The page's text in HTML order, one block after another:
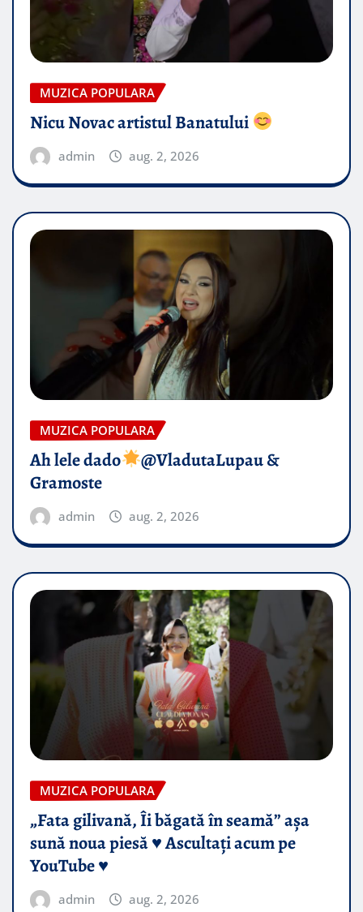
MUZICA POPULARA
Nicu Novac artistul Banatului
admin aug. 2, 2026
MUZICA POPULARA
Ah lele dado​
@VladutaLupau &
Gramoste
admin aug. 2, 2026
MUZICA POPULARA
„Fata gilivană, Îi băgată în seamă” așa
sună noua piesă ♥️ Ascultați acum pe
YouTube ♥️
admin aug. 2, 2026